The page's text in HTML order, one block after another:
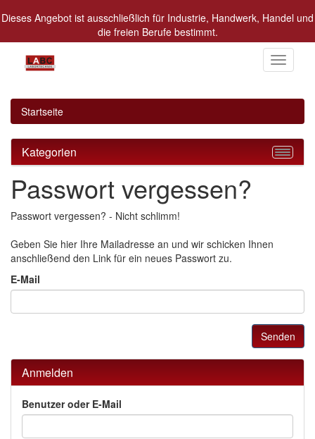
Dieses Angebot ist ausschließlich für Industrie, Handwerk, Handel und
die freien Berufe bestimmt.
Alle Preise in Euro zzgl. MwSt.
Toggle
Startseite
Kategorien
Passwort vergessen?
Passwort vergessen? - Nicht schlimm!
Geben Sie hier Ihre Mailadresse an und wir schicken Ihnen
anschließend den Link für ein neues Passwort zu.
E-Mail
Senden
Anmelden
Benutzer oder E-Mail